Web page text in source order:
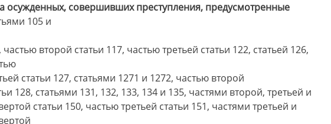
осужденных, совершивших преступления, предусмотренные
105 и
частью второй статьи 117, частью третьей статьи 122, статьей 126,
статьи 127, статьями 1271 и 1272, частью второй
128, статьями 131, 132, 133, 134 и 135, частями второй, третьей и
статьи 150, частью третьей статьи 151, частями третьей и